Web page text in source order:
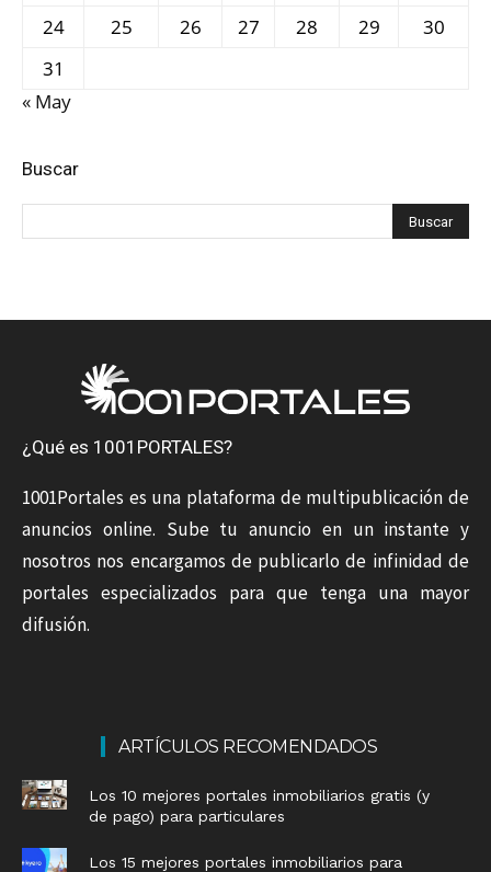
24
25 26 27 28 29
30
31
« May
Buscar
¿Qué es 1001PORTALES?
1001Portales es una plataforma de multipublicación de
anuncios online. Sube tu anuncio en un instante y
nosotros nos encargamos de publicarlo de infinidad de
portales especializados para que tenga una mayor
difusión.
ARTÍCULOS RECOMENDADOS
Los 10 mejores portales inmobiliarios gratis (y
de pago) para particulares
Los 15 mejores portales inmobiliarios para